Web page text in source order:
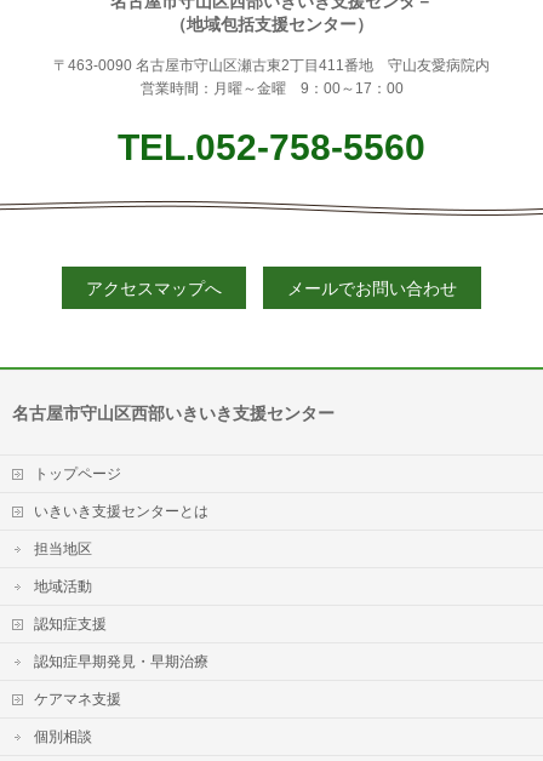
（地域包括支援センター）
〒463-0090 名古屋市守山区瀬古東2丁目411番地 守山友愛病院内
営業時間：月曜～金曜 9：00～17：00
TEL.052-758-5560
アクセスマップへ メールでお問い合わせ
名古屋市守山区西部いきいき支援センター
トップページ
いきいき支援センターとは
担当地区
地域活動
認知症支援
認知症早期発見・早期治療
ケアマネ支援
個別相談